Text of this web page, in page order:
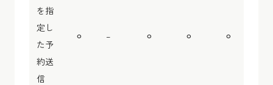
を指
定し
た予
約送
信
⚪︎ – ⚪︎ ⚪︎ ⚪︎